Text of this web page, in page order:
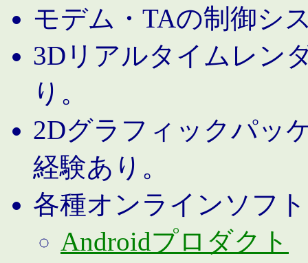
モデム・TAの制御シ
3Dリアルタイムレン
り。
2Dグラフィックパッ
経験あり。
各種オンラインソフ
Androidプロダクト